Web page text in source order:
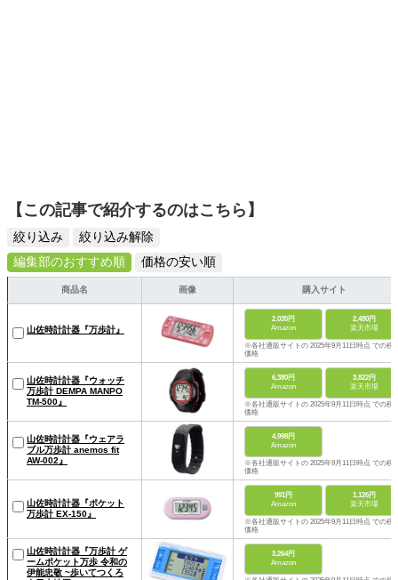
【この記事で紹介するのはこちら】
絞り込み
絞り込み解除
編集部のおすすめ順
価格の安い順
商品名 画像 購入サイト
山佐時計計器『万歩計』
2,035円
Amazon
2,480円
楽天市場
※各社通販サイトの 2025年9月11日時点 での税
価格
山佐時計計器『ウォッチ
万歩計 DEMPA MANPO
TM-500』
6,380円
Amazon
3,822円
楽天市場
※各社通販サイトの 2025年9月11日時点 での税
価格
山佐時計計器『ウェアラ
ブル万歩計 anemos fit
AW-002』
4,998円
Amazon
※各社通販サイトの 2025年9月11日時点 での税
価格
山佐時計計器『ポケット
万歩計 EX-150』
991円
Amazon
1,126円
楽天市場
※各社通販サイトの 2025年9月11日時点 での税
価格
山佐時計計器『万歩計 ゲ
ームポケット万歩 令和の
伊能忠敬 ~歩いてつくろ
3,264円
Amazon